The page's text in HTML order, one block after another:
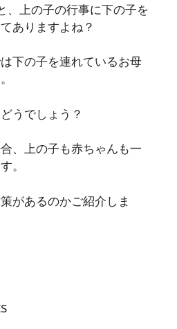
、上の子の行事に下の子を
ありますよね？
下の子を連れているお母
うでしょう？
、上の子も赤ちゃんも一
。
があるのかご紹介しま